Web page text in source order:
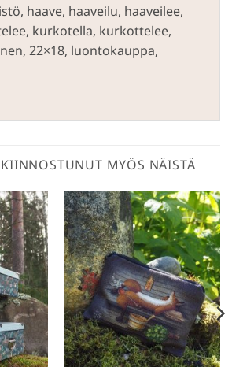
haave, haaveilu, haaveilee,
kurkotella, kurkottelee,
22×18, luontokauppa,
MYÖS NÄISTÄ